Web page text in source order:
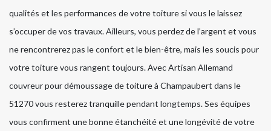
qualités et les performances de votre toiture si vous le laissez
s’occuper de vos travaux. Ailleurs, vous perdez de l’argent et vous
ne rencontrerez pas le confort et le bien-être, mais les soucis pour
votre toiture vous rangent toujours. Avec Artisan Allemand
couvreur pour démoussage de toiture à Champaubert dans le
51270 vous resterez tranquille pendant longtemps. Ses équipes
vous confirment une bonne étanchéité et une longévité de votre